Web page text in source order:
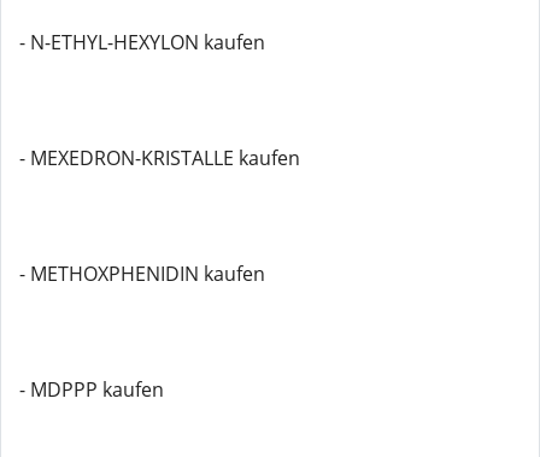
- N-ETHYL-HEXYLON kaufen
- MEXEDRON-KRISTALLE kaufen
- METHOXPHENIDIN kaufen
- MDPPP kaufen